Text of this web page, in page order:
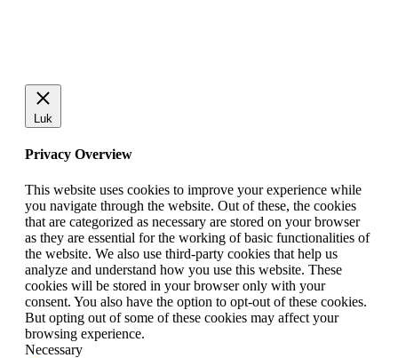
Luk
Privacy Overview
This website uses cookies to improve your experience while
you navigate through the website. Out of these, the cookies
that are categorized as necessary are stored on your browser
as they are essential for the working of basic functionalities of
the website. We also use third-party cookies that help us
analyze and understand how you use this website. These
cookies will be stored in your browser only with your
consent. You also have the option to opt-out of these cookies.
But opting out of some of these cookies may affect your
browsing experience.
Necessary